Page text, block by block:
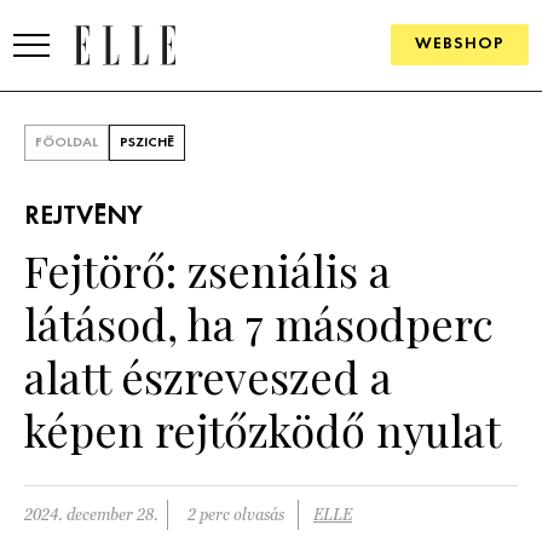
WEBSHOP
SZÉPSÉG
PSZICHÉ
PÁRKAPCSOLAT
FŐOLDAL PSZICHÉ
REJTVÉNY
Fejtörő: zseniális a
látásod, ha 7 másodperc
alatt észreveszed a
képen rejtőzködő nyulat
2024. december 28. 2 perc olvasás ELLE